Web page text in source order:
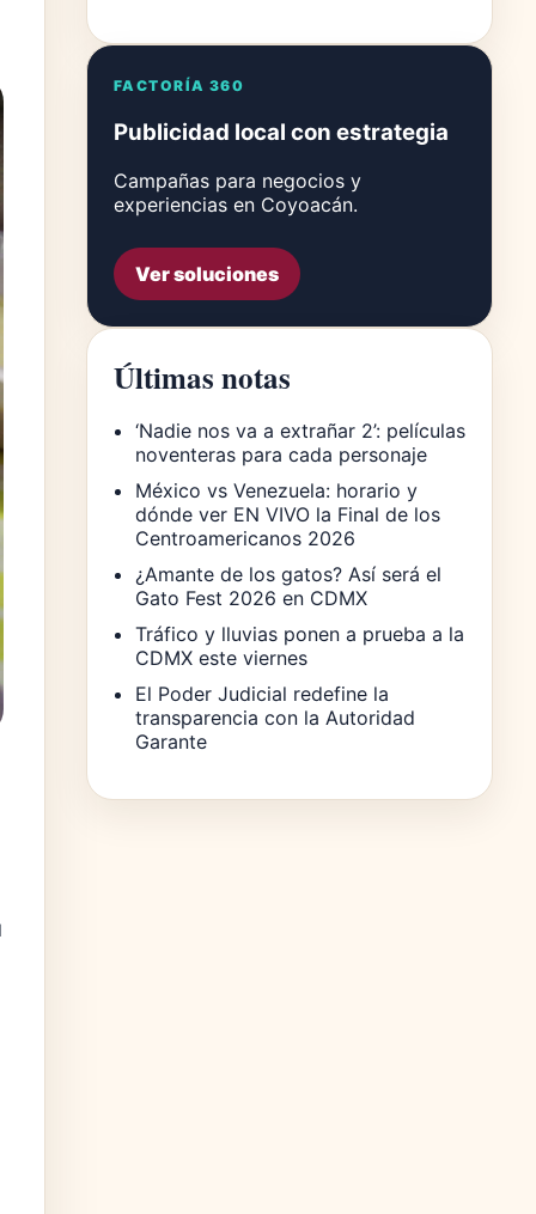
FACTORÍA 360
Publicidad local con estrategia
Campañas para negocios y
experiencias en Coyoacán.
Ver soluciones
Últimas notas
‘Nadie nos va a extrañar 2’: películas
noventeras para cada personaje
México vs Venezuela: horario y
dónde ver EN VIVO la Final de los
Centroamericanos 2026
¿Amante de los gatos? Así será el
Gato Fest 2026 en CDMX
Tráfico y lluvias ponen a prueba a la
CDMX este viernes
El Poder Judicial redefine la
transparencia con la Autoridad
Garante